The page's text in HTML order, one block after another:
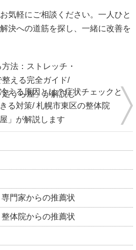
気軽にご相談ください。一人ひと
決への道筋を探し、一緒に改善を
法：ストレッチ・
える完全ガイド/
うら屋」が解説し
える原因とは？症状チェックと
る対策/ 札幌市東区の整体院
屋」が解説します
門家からの推薦状
体院からの推薦状